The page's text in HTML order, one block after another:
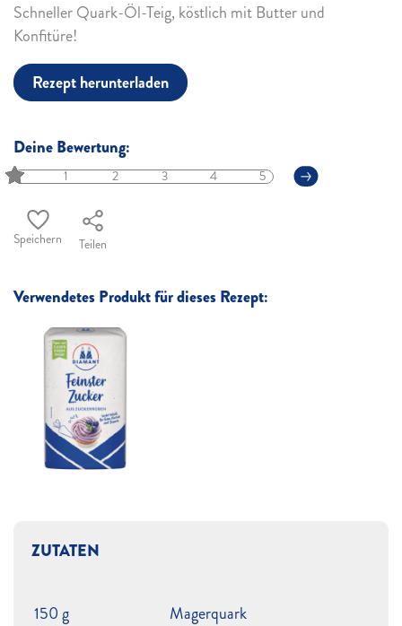
Schneller Quark-Öl-Teig, köstlich mit Butter und
Konfitüre!
Rezept herunterladen
Deine Bewertung:
1 2 3 4 5
Speichern Teilen
Verwendetes Produkt für dieses Rezept:
ZUTATEN
150 g
Magerquark